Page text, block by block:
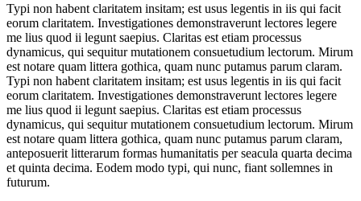
Typi non habent claritatem insitam; est usus legentis in iis qui facit
eorum claritatem. Investigationes demonstraverunt lectores legere
me lius quod ii legunt saepius. Claritas est etiam processus
dynamicus, qui sequitur mutationem consuetudium lectorum. Mirum
est notare quam littera gothica, quam nunc putamus parum claram.
Typi non habent claritatem insitam; est usus legentis in iis qui facit
eorum claritatem. Investigationes demonstraverunt lectores legere
me lius quod ii legunt saepius. Claritas est etiam processus
dynamicus, qui sequitur mutationem consuetudium lectorum. Mirum
est notare quam littera gothica, quam nunc putamus parum claram,
anteposuerit litterarum formas humanitatis per seacula quarta decima
et quinta decima. Eodem modo typi, qui nunc, fiant sollemnes in
futurum.